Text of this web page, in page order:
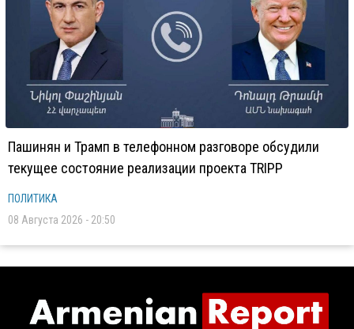
Пашинян и Трамп в телефонном разговоре обсудили
текущее состояние реализации проекта TRIPP
ПОЛИТИКА
08 Августа 2026 - 20:50